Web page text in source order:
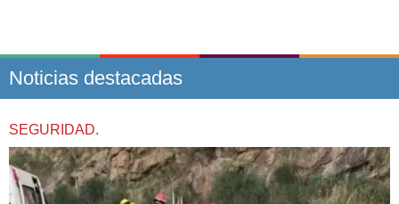
Noticias destacadas
SEGURIDAD.